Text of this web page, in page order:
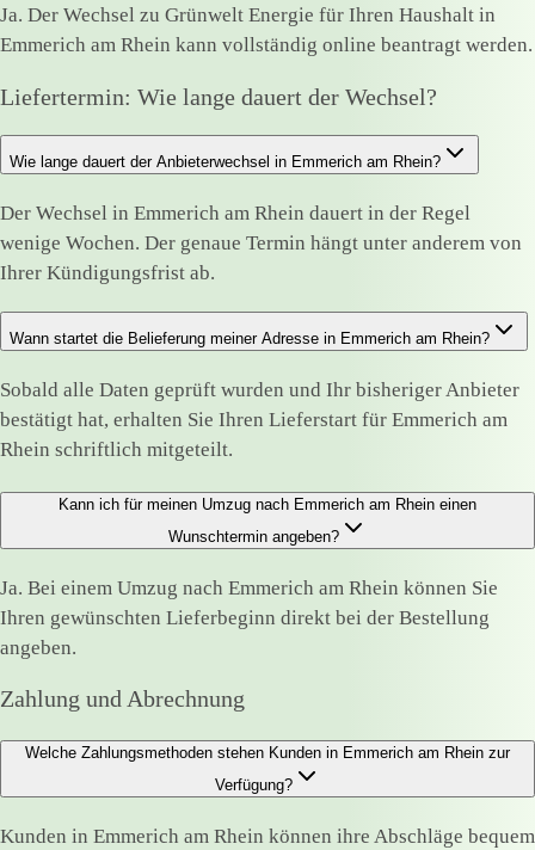
Ja. Der Wechsel zu Grünwelt Energie für Ihren Haushalt in
Emmerich am Rhein kann vollständig online beantragt werden.
Liefertermin: Wie lange dauert der Wechsel?
Wie lange dauert der Anbieterwechsel in Emmerich am Rhein?
Der Wechsel in Emmerich am Rhein dauert in der Regel
wenige Wochen. Der genaue Termin hängt unter anderem von
Ihrer Kündigungsfrist ab.
Wann startet die Belieferung meiner Adresse in Emmerich am Rhein?
Sobald alle Daten geprüft wurden und Ihr bisheriger Anbieter
bestätigt hat, erhalten Sie Ihren Lieferstart für Emmerich am
Rhein schriftlich mitgeteilt.
Kann ich für meinen Umzug nach Emmerich am Rhein einen
Wunschtermin angeben?
Ja. Bei einem Umzug nach Emmerich am Rhein können Sie
Ihren gewünschten Lieferbeginn direkt bei der Bestellung
angeben.
Zahlung und Abrechnung
Welche Zahlungsmethoden stehen Kunden in Emmerich am Rhein zur
Verfügung?
Kunden in Emmerich am Rhein können ihre Abschläge bequem